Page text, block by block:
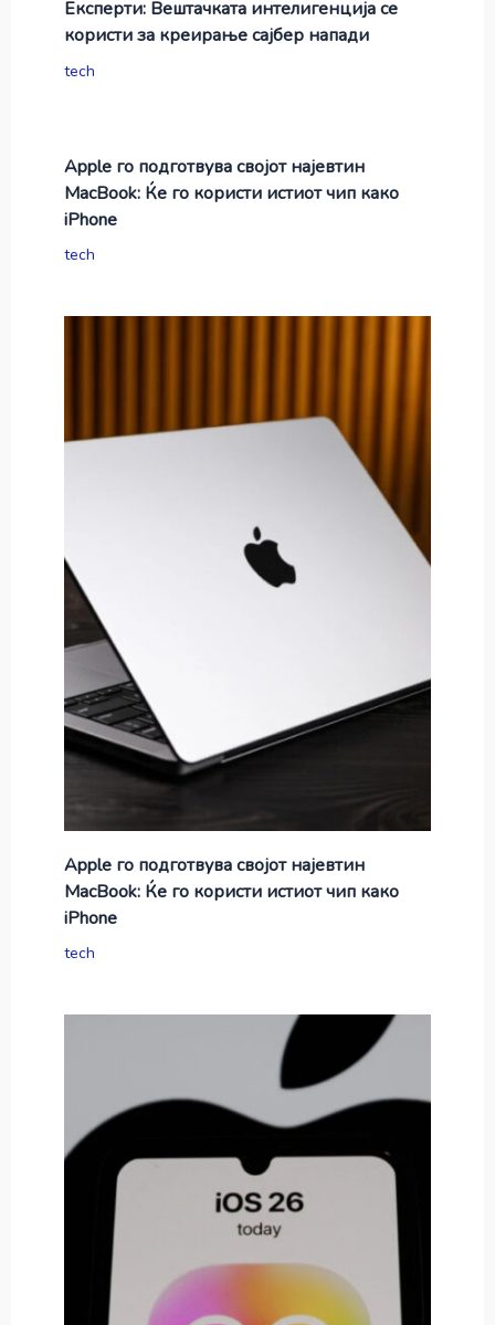
Експерти: Вештачката интелигенција се
користи за креирање сајбер напади
tech
Apple го подготвува својот најевтин
MacBook: Ќе го користи истиот чип како
iPhone
tech
Apple го подготвува својот најевтин
MacBook: Ќе го користи истиот чип како
iPhone
tech